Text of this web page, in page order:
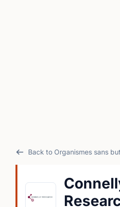
Back to Organismes sans